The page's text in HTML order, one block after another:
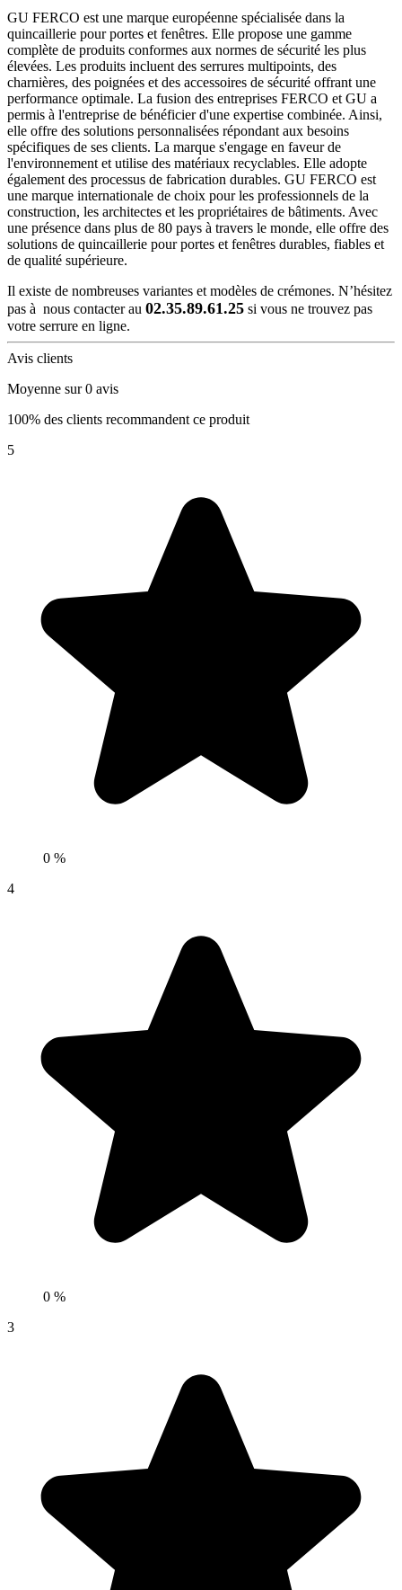
GU FERCO est une marque européenne spécialisée dans la
quincaillerie pour portes et fenêtres. Elle propose une gamme
complète de produits conformes aux normes de sécurité les plus
élevées. Les produits incluent des serrures multipoints, des
charnières, des poignées et des accessoires de sécurité offrant une
performance optimale. La fusion des entreprises FERCO et GU a
permis à l'entreprise de bénéficier d'une expertise combinée. Ainsi,
elle offre des solutions personnalisées répondant aux besoins
spécifiques de ses clients. La marque s'engage en faveur de
l'environnement et utilise des matériaux recyclables. Elle adopte
également des processus de fabrication durables. GU FERCO est
une marque internationale de choix pour les professionnels de la
construction, les architectes et les propriétaires de bâtiments. Avec
une présence dans plus de 80 pays à travers le monde, elle offre des
solutions de quincaillerie pour portes et fenêtres durables, fiables et
de qualité supérieure.
Il existe de nombreuses variantes et modèles de crémones. N’hésitez
pas à nous contacter au 02.35.89.61.25 si vous ne trouvez pas
votre serrure en ligne.
Avis clients
Moyenne sur 0 avis
100% des clients recommandent ce produit
5
0 %
4
0 %
3